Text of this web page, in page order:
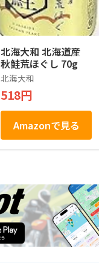
北海大和 北海道産
秋鮭荒ほぐし 70g
北海大和
518円
Amazonで見る